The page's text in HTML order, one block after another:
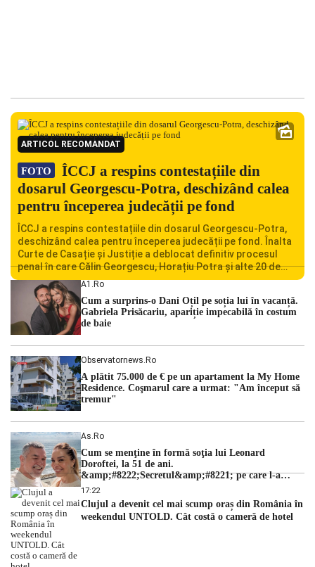
ARTICOL RECOMANDAT
FOTO
ÎCCJ a respins contestațiile din
dosarul Georgescu-Potra, deschizând calea
pentru începerea judecății pe fond
ÎCCJ a respins contestațiile din dosarul Georgescu-Potra,
deschizând calea pentru începerea judecății pe fond. Înalta
Curte de Casație și Justiție a deblocat definitiv procesul
penal în care Călin Georgescu, Horațiu Potra și alte 20 de
persoane sunt acuzați de acțiuni îndreptate împotriva
ordinii constituționale. În ședința din camera preliminară,
judecătorii de la instanța supremă au […]
A1.ro
Cum a surprins-o Dani Oțil pe soția lui în vacanță.
Gabriela Prisăcariu, apariție impecabilă în costum
de baie
Observatornews.ro
A plătit 75.000 de € pe un apartament la My Home
Residence. Coşmarul care a urmat: "Am început să
tremur"
As.ro
Cum se menţine în formă soţia lui Leonard
Doroftei, la 51 de ani.
&amp;#8222;Secretul&amp;#8221; pe care l-a
dezvăluit
17:22
Clujul a devenit cel mai scump oraș din România în
weekendul UNTOLD. Cât costă o cameră de hotel